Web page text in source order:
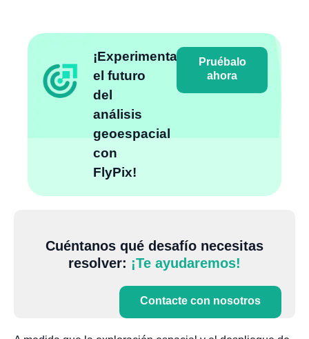
¡Experimenta
el futuro
del
análisis
geoespacial
con
FlyPix!
Pruébalo
ahora
Cuéntanos qué desafío necesitas
resolver: ¡Te ayudaremos!
Contacte con nosotros